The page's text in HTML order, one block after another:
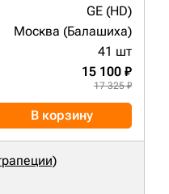
GE (HD)
Москва (Балашиха)
41 шт
15 100 ₽
17 325 ₽
В корзину